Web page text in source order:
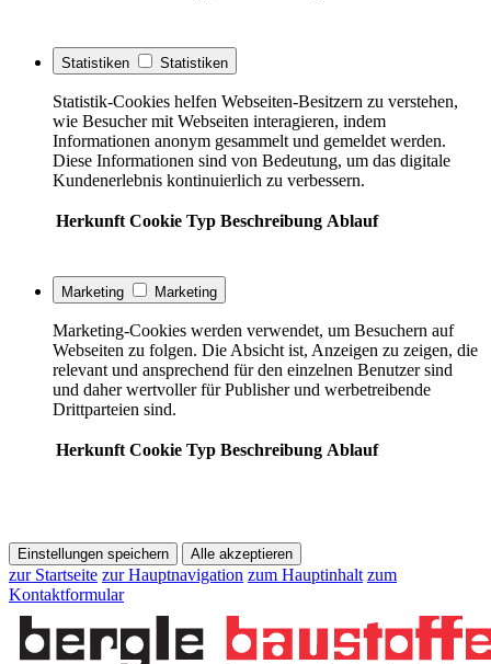
Statistiken Statistiken
Statistik-Cookies helfen Webseiten-Besitzern zu verstehen,
wie Besucher mit Webseiten interagieren, indem
Informationen anonym gesammelt und gemeldet werden.
Diese Informationen sind von Bedeutung, um das digitale
Kundenerlebnis kontinuierlich zu verbessern.
Herkunft Cookie Typ Beschreibung Ablauf
Marketing Marketing
Marketing-Cookies werden verwendet, um Besuchern auf
Webseiten zu folgen. Die Absicht ist, Anzeigen zu zeigen, die
relevant und ansprechend für den einzelnen Benutzer sind
und daher wertvoller für Publisher und werbetreibende
Drittparteien sind.
Herkunft Cookie Typ Beschreibung Ablauf
Einstellungen speichern Alle akzeptieren
zur Startseite zur Hauptnavigation zum Hauptinhalt zum
Kontaktformular